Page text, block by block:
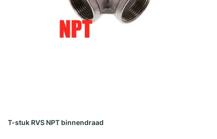
T-stuk RVS NPT binnendraad